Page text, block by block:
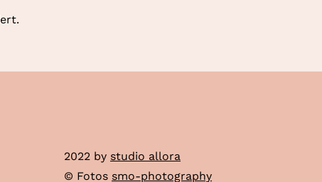
2022 by studio allora
© Fotos smo-photography